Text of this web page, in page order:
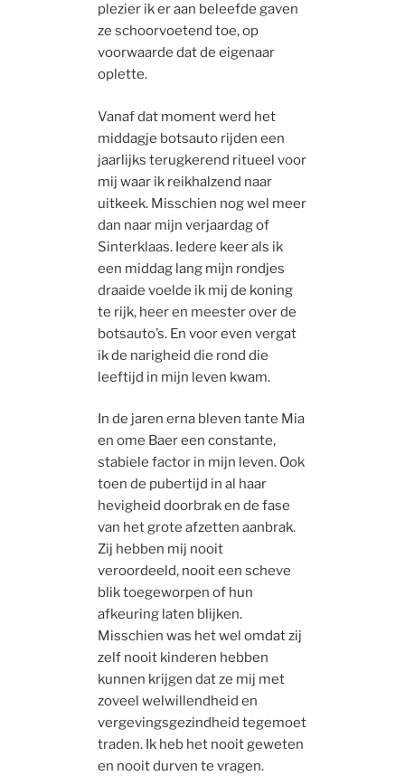
plezier ik er aan beleefde gaven
ze schoorvoetend toe, op
voorwaarde dat de eigenaar
oplette.
Vanaf dat moment werd het
middagje botsauto rijden een
jaarlijks terugkerend ritueel voor
mij waar ik reikhalzend naar
uitkeek. Misschien nog wel meer
dan naar mijn verjaardag of
Sinterklaas. Iedere keer als ik
een middag lang mijn rondjes
draaide voelde ik mij de koning
te rijk, heer en meester over de
botsauto’s. En voor even vergat
ik de narigheid die rond die
leeftijd in mijn leven kwam.
In de jaren erna bleven tante Mia
en ome Baer een constante,
stabiele factor in mijn leven. Ook
toen de pubertijd in al haar
hevigheid doorbrak en de fase
van het grote afzetten aanbrak.
Zij hebben mij nooit
veroordeeld, nooit een scheve
blik toegeworpen of hun
afkeuring laten blijken.
Misschien was het wel omdat zij
zelf nooit kinderen hebben
kunnen krijgen dat ze mij met
zoveel welwillendheid en
vergevingsgezindheid tegemoet
traden. Ik heb het nooit geweten
en nooit durven te vragen.